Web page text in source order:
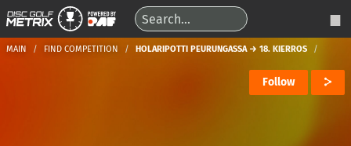
MAIN FIND COMPETITION HOLARIPOTTI PEURUNGASSA → 18. KIERROS
Follow